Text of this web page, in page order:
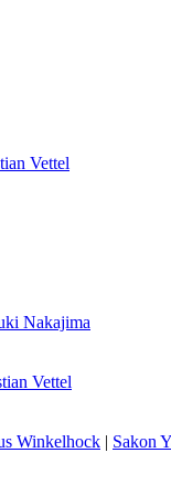
Vettel
Nakajima
Vettel
Winkelhock | Sakon